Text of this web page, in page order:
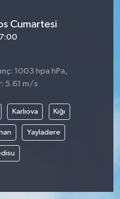
Cumartesi
1003 hpa hPa,
5.61 m/s
Karlıova Kiğı
Yayladere